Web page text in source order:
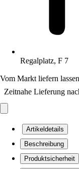
Regalplatz, F 7
Vom Markt liefern
Zeitnahe Lieferung
Artikeldetails
Beschreibung
Produktsicherheit